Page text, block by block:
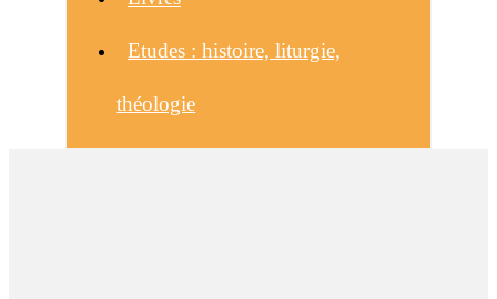
Etudes : histoire, liturgie,
théologie